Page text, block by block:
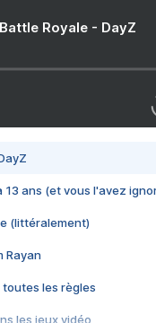
Royale - DayZ
13 ans (et vous l'avez
(littéralement)
Rayan
toutes les règles
les jeux vidéo